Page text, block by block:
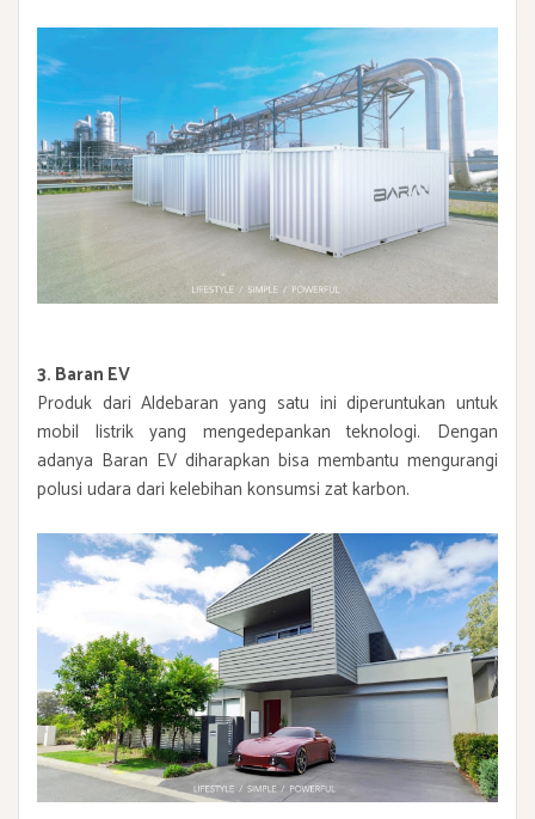
3. Baran EV
Produk dari Aldebaran yang satu ini diperuntukan untuk
mobil listrik yang mengedepankan teknologi. Dengan
adanya Baran EV diharapkan bisa membantu mengurangi
polusi udara dari kelebihan konsumsi zat karbon.